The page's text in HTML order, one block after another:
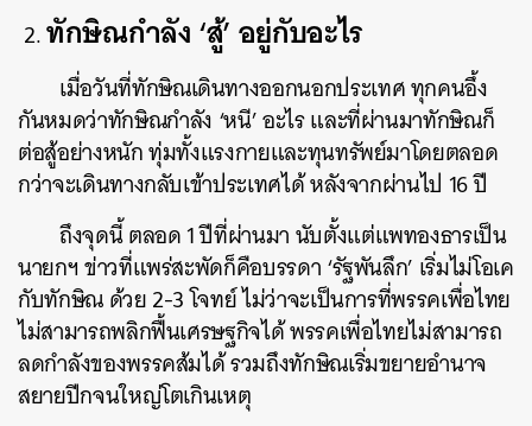
ทักษิณกำลัง ‘สู้’ อยู่กับอะไร
เมื่อวันที่ทักษิณเดินทางออกนอกประเทศ ทุกคนอึ้ง
กันหมดว่าทักษิณกำลัง ‘หนี’ อะไร และที่ผ่านมาทักษิณก็
ต่อสู้อย่างหนัก ทุ่มทั้งแรงกายและทุนทรัพย์มาโดยตลอด
กว่าจะเดินทางกลับเข้าประเทศได้ หลังจากผ่านไป 16 ปี
ถึงจุดนี้ ตลอด 1 ปีที่ผ่านมา นับตั้งแต่แพทองธารเป็น
นายกฯ ข่าวที่แพร่สะพัดก็คือบรรดา ‘รัฐพันลึก’ เริ่มไม่โอเค
กับทักษิณ ด้วย 2-3 โจทย์ ไม่ว่าจะเป็นการที่พรรคเพื่อไทย
ไม่สามารถพลิกฟื้นเศรษฐกิจได้ พรรคเพื่อไทยไม่สามารถ
ลดกำลังของพรรคส้มได้ รวมถึงทักษิณเริ่มขยายอำนาจ
สยายปีกจนใหญ่โตเกินเหตุ